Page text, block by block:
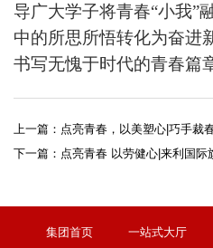
导广大学子将青春“小我”
中的所思所悟转化为奋进
书写无愧于时代的青春篇
上一篇： 点亮青春，以美塑心|巧手裁春，
下一篇： 点亮青春 以劳健心|来利国际旗
集团首页 一站式大厅